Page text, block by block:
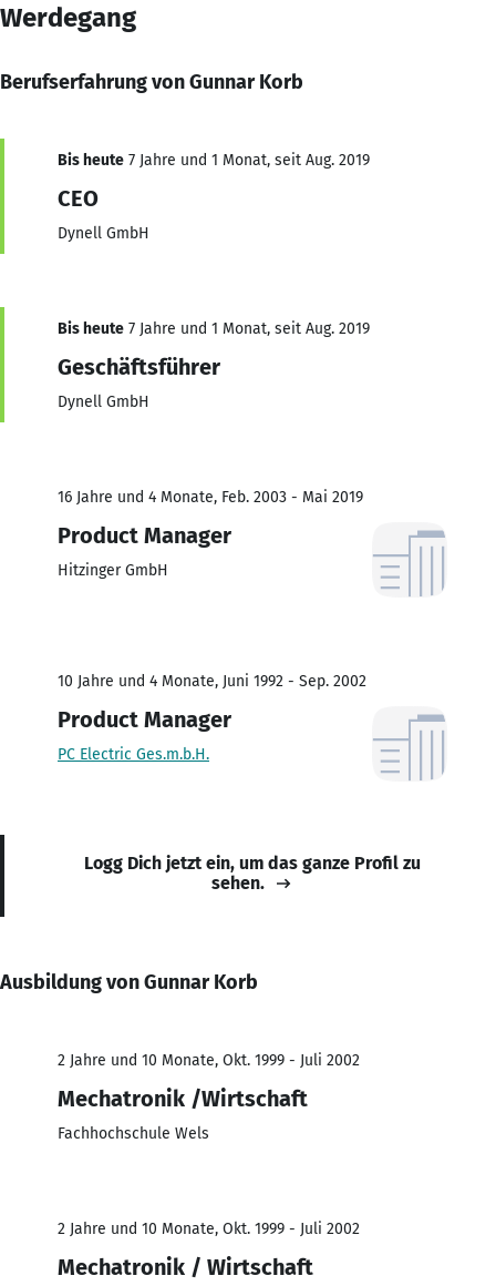
Werdegang
Berufserfahrung von Gunnar Korb
Bis heute 7 Jahre und 1 Monat, seit Aug. 2019
CEO
Dynell GmbH
Bis heute 7 Jahre und 1 Monat, seit Aug. 2019
Geschäftsführer
Dynell GmbH
16 Jahre und 4 Monate, Feb. 2003 - Mai 2019
Product Manager
Hitzinger GmbH
10 Jahre und 4 Monate, Juni 1992 - Sep. 2002
Product Manager
PC Electric Ges.m.b.H.
Logg Dich jetzt ein, um das ganze Profil zu
sehen.
Ausbildung von Gunnar Korb
2 Jahre und 10 Monate, Okt. 1999 - Juli 2002
Mechatronik /Wirtschaft
Fachhochschule Wels
2 Jahre und 10 Monate, Okt. 1999 - Juli 2002
Mechatronik / Wirtschaft